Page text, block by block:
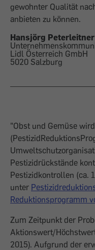
gewohnter Qualität
anbieten zu können.
Hansjörg Peterleitner
Lidl Österreich GmbH
5020 Salzburg
"Obst und Gemüse
Pestizidrückstände
Pestizidkontrollen (ca.
unter
Reduktionsprogramm
Zum Zeitpunkt der
Aktionswert/
2015). Aufgrund der